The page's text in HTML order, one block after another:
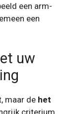
een arm-
een
uw
maar de het